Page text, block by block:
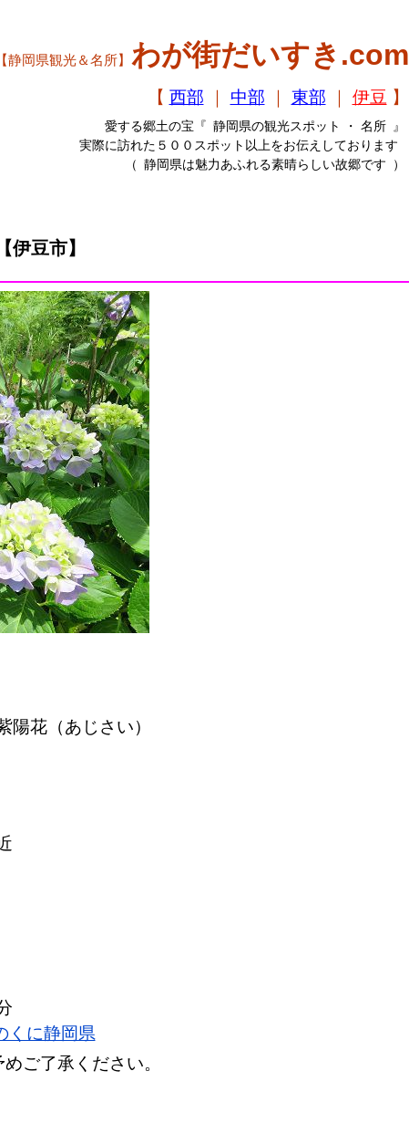
【静岡県観光＆名所】 わが街だいすき.com
【 西部 中部 東部 伊豆 】
愛する郷土の宝『 静岡県の観光スポット ・ 名所 』
実際に訪れた５００スポット以上をお伝えしております
（ 静岡県は魅力あふれる素晴らしい故郷です ）
豆市】
花（あじさい）
くに静岡県
ご了承ください。